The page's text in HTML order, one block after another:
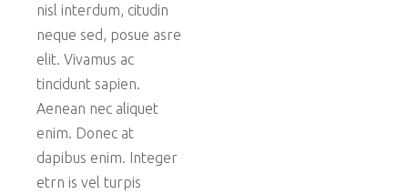
nisl interdum, citudin
neque sed, posue asre
elit. Vivamus ac
tincidunt sapien.
Aenean nec aliquet
enim. Donec at
dapibus enim. Integer
etrn is vel turpis